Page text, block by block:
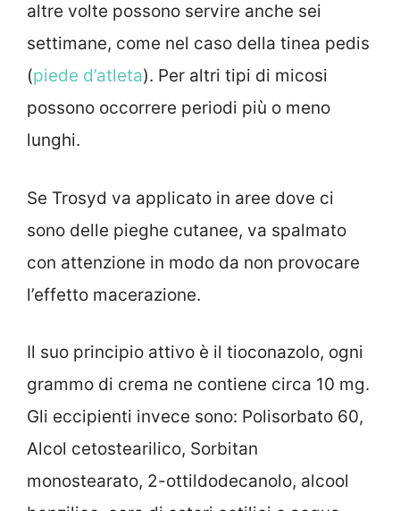
altre volte possono servire anche sei
settimane, come nel caso della tinea pedis
(piede d’atleta). Per altri tipi di micosi
possono occorrere periodi più o meno
lunghi.
Se Trosyd va applicato in aree dove ci
sono delle pieghe cutanee, va spalmato
con attenzione in modo da non provocare
l’effetto macerazione.
Il suo principio attivo è il tioconazolo, ogni
grammo di crema ne contiene circa 10 mg.
Gli eccipienti invece sono: Polisorbato 60,
Alcol cetostearilico, Sorbitan
monostearato, 2-ottildodecanolo, alcool